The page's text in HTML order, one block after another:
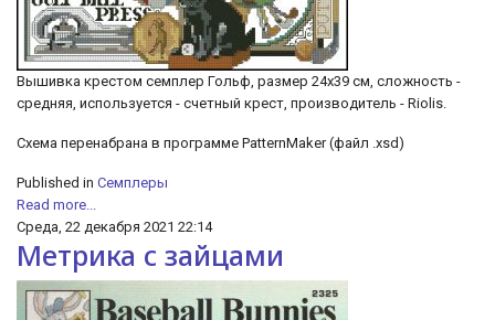
Вышивка крестом семплер Гольф, размер 24х39 см, сложность -
средняя, используется - счетный крест, производитель - Riolis.
Схема перенабрана в программе PatternMaker (файл .xsd)
Published in Семплеры
Read more...
Среда, 22 декабря 2021 22:14
Метрика с зайцами